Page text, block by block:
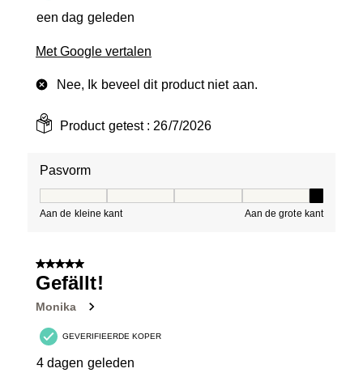
een dag geleden
Met Google vertalen
Nee, Ik beveel dit product niet aan.
Product getest :26/7/2026
Pasvorm
Aan de kleine kant Aan de grote kant
5 van 5 sterren.
Gefällt!
Monika
GEVERIFIEERDE KOPER
4 dagen geleden